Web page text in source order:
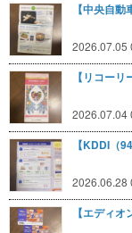
【中央自
2026.07.05
【リコー
2026.07.04
【KDDI（
2026.06.28
【エディ